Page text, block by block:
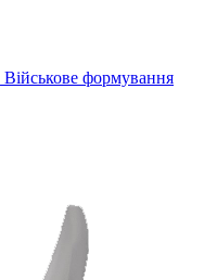
Військове формування